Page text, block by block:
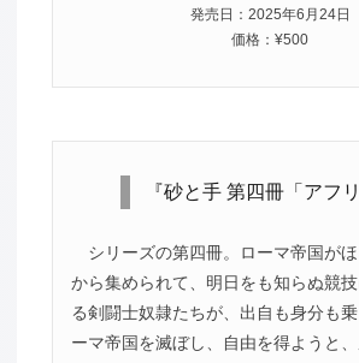
発売日：2025年6月24日
価格：¥500
『砂と手 第四冊「アフ
シリーズの第四冊。ローマ帝国が
から集められて、明日をも知らぬ競
る剣闘士奴隷たちが、出自も身分も
ーマ帝国を滅ぼし、自由を得ようと